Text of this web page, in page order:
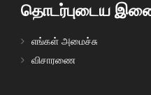
தொடர்புடைய
எங்கள் அமைச்சு
விசாரணை